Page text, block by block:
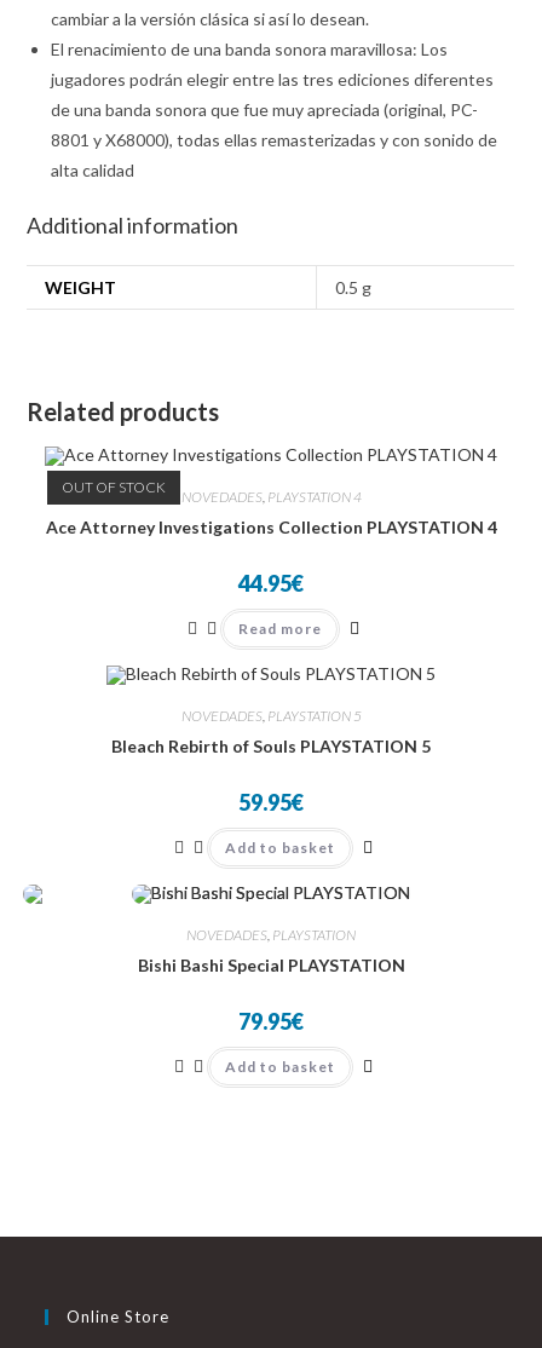
cambiar a la versión clásica si así lo desean.
El renacimiento de una banda sonora maravillosa: Los
jugadores podrán elegir entre las tres ediciones diferentes
de una banda sonora que fue muy apreciada (original, PC-
8801 y X68000), todas ellas remasterizadas y con sonido de
alta calidad
Additional information
WEIGHT 0.5 g
Related products
OUT OF STOCK
NOVEDADES, PLAYSTATION 4
Ace Attorney Investigations Collection PLAYSTATION 4
44.95€
Read more
NOVEDADES, PLAYSTATION 5
Bleach Rebirth of Souls PLAYSTATION 5
59.95€
Add to basket
NOVEDADES, PLAYSTATION
Bishi Bashi Special PLAYSTATION
79.95€
Add to basket
Online Store